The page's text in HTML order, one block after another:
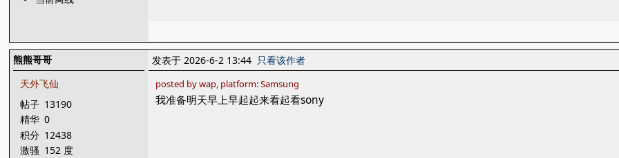
熊熊哥哥
天外飞仙
帖子 13190
精华 0
积分 12438
激骚 152 度
发表于 2026-6-2 13:44 只看该作者
posted by wap, platform: Samsung
我准备明天早上早起起来看起看sony